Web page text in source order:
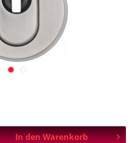
In denWarenkorb